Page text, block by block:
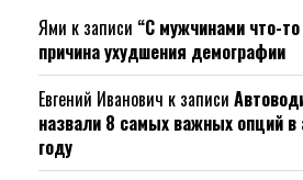
Ями к записи “С мужчинами что-
причина ухудшения демографии
Евгений Иванович к записи
назвали 8 самых важных опций в
году